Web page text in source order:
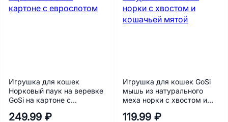
Игрушка для кошек
Норковый паук на веревке
GoSi на картоне с
249.99 ₽
Игрушка для кошек GoSi
мышь из натурального
меха норки с хвостом и
119.99 ₽